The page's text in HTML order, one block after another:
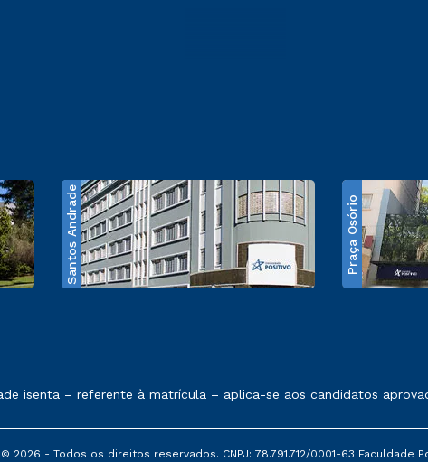
Santos Andrade Praça Osório
exposto no contrato de prestação de serviços
isenta – referente à matrícula – aplica-se aos candidatos
- Todos os direitos reservados. CNPJ: 78.791.712/0001-63 Faculdade